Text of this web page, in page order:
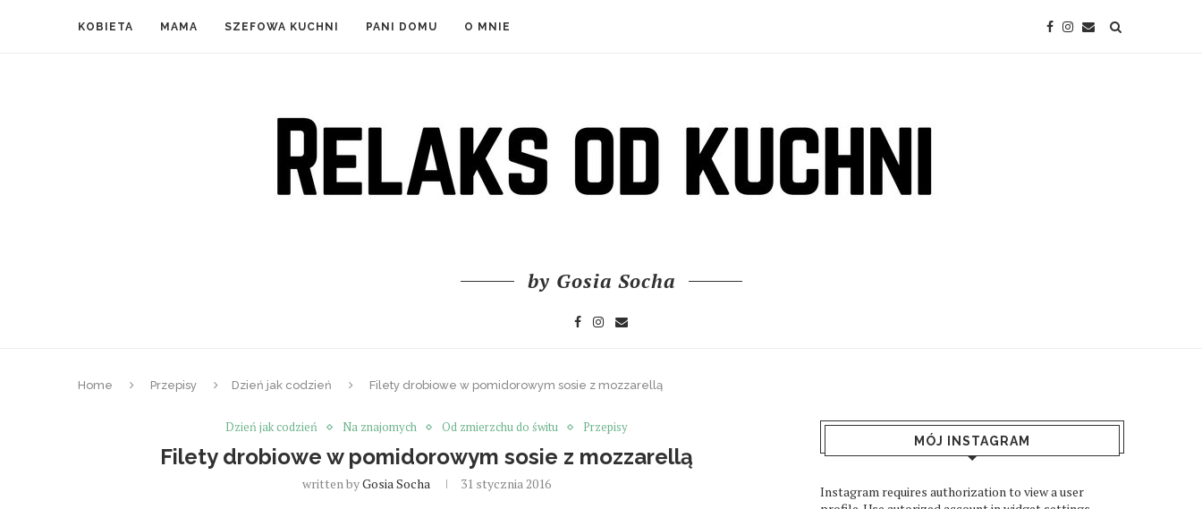
KOBIETA MAMA SZEFOWA KUCHNI PANI DOMU O MNIE
by Gosia Socha
Home Przepisy Dzień jak codzień Filety drobiowe w pomidorowym sosie z mozzarellą
Dzień jak codzień Na znajomych Od zmierzchu do świtu Przepisy
Filety drobiowe w pomidorowym sosie z mozzarellą
written byGosia Socha 31 stycznia 2016
MÓJ INSTAGRAM
Instagram requires authorization to view a user